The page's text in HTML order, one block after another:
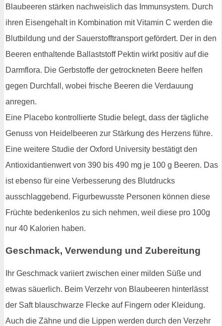
Blaubeeren stärken nachweislich das Immunsystem. Durch
ihren Eisengehalt in Kombination mit Vitamin C werden die
Blutbildung und der Sauerstofftransport gefördert. Der in den
Beeren enthaltende Ballaststoff Pektin wirkt positiv auf die
Darmflora. Die Gerbstoffe der getrockneten Beere helfen
gegen Durchfall, wobei frische Beeren die Verdauung
anregen.
Eine Placebo kontrollierte Studie belegt, dass der tägliche
Genuss von Heidelbeeren zur Stärkung des Herzens führe.
Eine weitere Studie der Oxford University bestätigt den
Antioxidantienwert von 390 bis 490 mg je 100 g Beeren. Das
ist ebenso für eine Verbesserung des Blutdrucks
ausschlaggebend. Figurbewusste Personen können diese
Früchte bedenkenlos zu sich nehmen, weil diese pro 100g
nur 40 Kalorien haben.
Geschmack, Verwendung und Zubereitung
Ihr Geschmack variiert zwischen einer milden Süße und
etwas säuerlich. Beim Verzehr von Blaubeeren hinterlässt
der Saft blauschwarze Flecke auf Fingern oder Kleidung.
Auch die Zähne und die Lippen werden durch den Verzehr